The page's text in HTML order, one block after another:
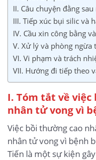
II. Câu chuyện đằng
III. Tiếp xúc bụi silic và
IV. Cầu xin công bằng
V. Xử lý và phòng
VI. Vi phạm và trách
VII. Hướng đi tiếp theo
I. Tóm tắt về việc
nhân tử vong vì
Việc bồi thường cao
nhân tử vong vì bệnh
Tiến là một sự kiện